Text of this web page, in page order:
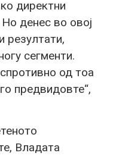
директни
денес во овој
резултати,
сегменти.
од тоа
предвидовте“,
Владата